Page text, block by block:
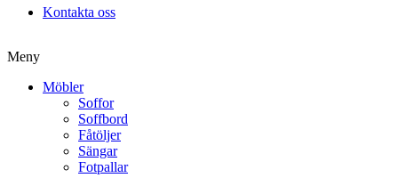
Kontakta oss
Meny
Möbler
Soffor
Soffbord
Fåtöljer
Sängar
Fotpallar